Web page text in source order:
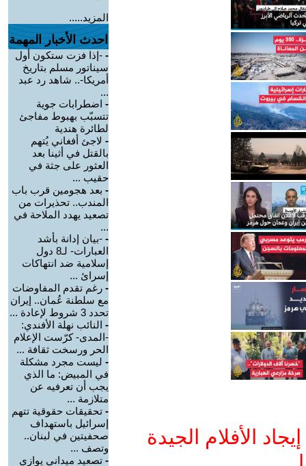
الأفلام الجيدة
المزيد.....
احدث الأخبار المهمة
- -إذا فزت ستكون أول
سيناتور مسلم بتاريخ
أمريكا-.. شاهد رد عبد
...
- اضطرابات جوية
تتسبّب بهبوط مفاجئ
لطائرة هندية
- لاجئ أفغاني يُتهم
بالقتل في أثينا بعد
العثور على جثة في
حقيب ...
- بعد هجومين قرب باب
المندب.. تحذيرات من
تصعيد يهدد الملاحة في
...
- -بيان إدانة بأشد
العبارات- لـ8 دول
إسلامية ضد انتهاكات
إسرائ ...
- رغم تقدم المفاوضات
مع سلطنة عُمان.. إيران
تحدد 3 شروط لإعادة ...
- النائب نهلة الأفندي:
-المدى- كرّست الإعلام
الحر ورسخت ثقافة ...
- ليست مجرد مشكلة
في المبيض: ما الذي
يجب أن تعرفيه عن
متلازمة ...
- تحقيقات حقوقية تتهم
إسرائيل باستهداف
صحفيتين في لبنان..
وتصف ...
- تصعيد ميداني يوازي